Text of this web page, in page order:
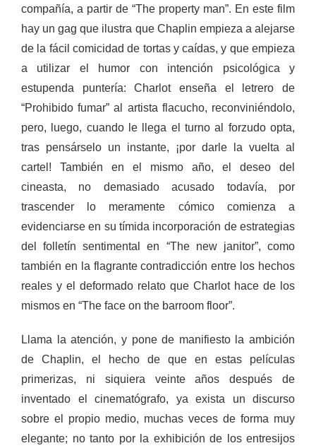
compañía, a partir de “The property man”. En este film
hay un gag que ilustra que Chaplin empieza a alejarse
de la fácil comicidad de tortas y caídas, y que empieza
a utilizar el humor con intención psicológica y
estupenda puntería: Charlot enseña el letrero de
“Prohibido fumar” al artista flacucho, reconviniéndolo,
pero, luego, cuando le llega el turno al forzudo opta,
tras pensárselo un instante, ¡por darle la vuelta al
cartel! También en el mismo año, el deseo del
cineasta, no demasiado acusado todavía, por
trascender lo meramente cómico comienza a
evidenciarse en su tímida incorporación de estrategias
del folletín sentimental en “The new janitor”, como
también en la flagrante contradicción entre los hechos
reales y el deformado relato que Charlot hace de los
mismos en “The face on the barroom floor”.
Llama la atención, y pone de manifiesto la ambición
de Chaplin, el hecho de que en estas películas
primerizas, ni siquiera veinte años después de
inventado el cinematógrafo, ya exista un discurso
sobre el propio medio, muchas veces de forma muy
elegante; no tanto por la exhibición de los entresijos